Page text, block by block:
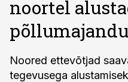
noortel
Noored ettevõtjad
tegevusega